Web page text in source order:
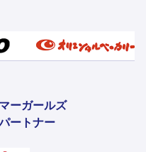
ーガールズ
ートナー